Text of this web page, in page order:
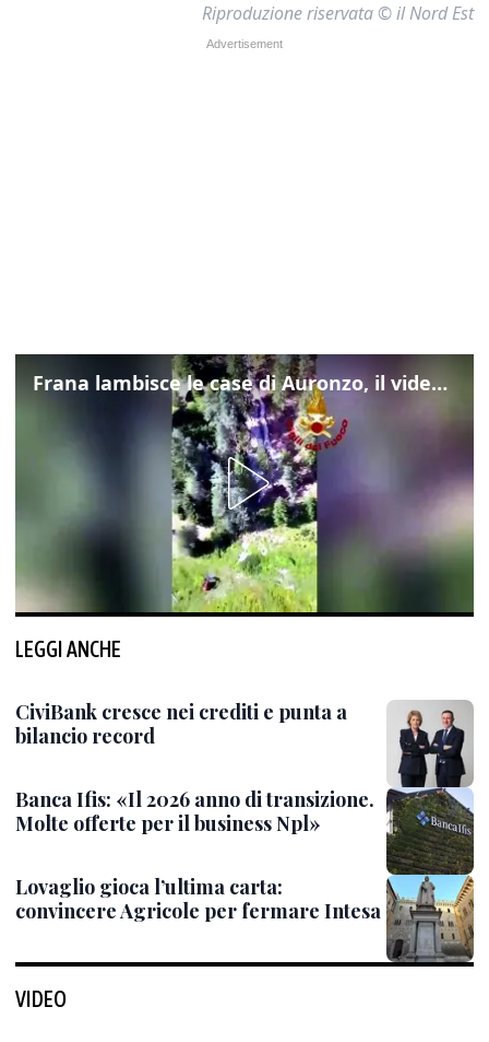
Riproduzione riservata © il Nord Est
Frana lambisce le case di Auronzo, il video dall'elicottero dei vigili del fuoco
LEGGI ANCHE
CiviBank cresce nei crediti e punta a
bilancio record
Banca Ifis: «Il 2026 anno di transizione.
Molte offerte per il business Npl»
Lovaglio gioca l’ultima carta:
convincere Agricole per fermare Intesa
VIDEO